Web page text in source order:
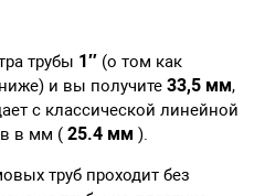
трубы 1″ (о том как
и вы получите 33,5 мм,
с классической линейной
в мм ( 25.4 мм ).
труб проходит без